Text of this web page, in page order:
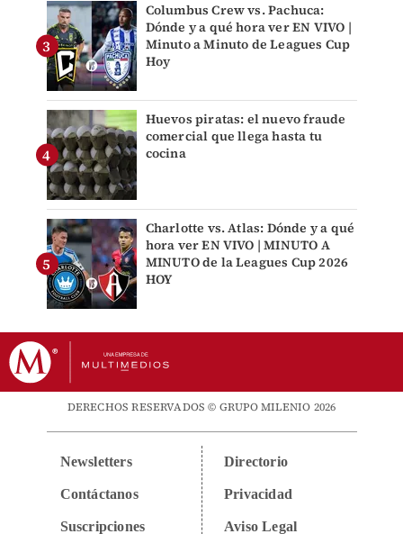
Columbus Crew vs. Pachuca:
Dónde y a qué hora ver EN VIVO |
Minuto a Minuto de Leagues Cup
Hoy
Huevos piratas: el nuevo fraude
comercial que llega hasta tu
cocina
Charlotte vs. Atlas: Dónde y a qué
hora ver EN VIVO | MINUTO A
MINUTO de la Leagues Cup 2026
HOY
DERECHOS RESERVADOS © GRUPO MILENIO 2026
Newsletters
Contáctanos
Suscripciones
Directorio
Privacidad
Aviso Legal